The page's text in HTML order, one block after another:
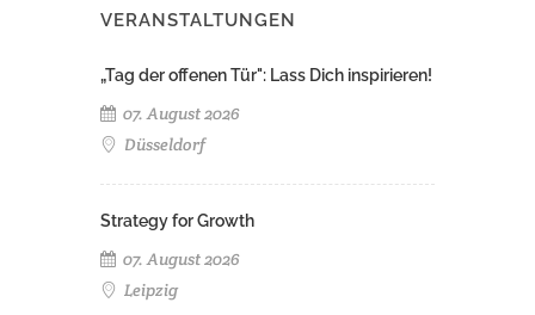
VERANSTALTUNGEN
„Tag der offenen Tür": Lass Dich inspirieren!
07. August 2026
Düsseldorf
Strategy for Growth
07. August 2026
Leipzig